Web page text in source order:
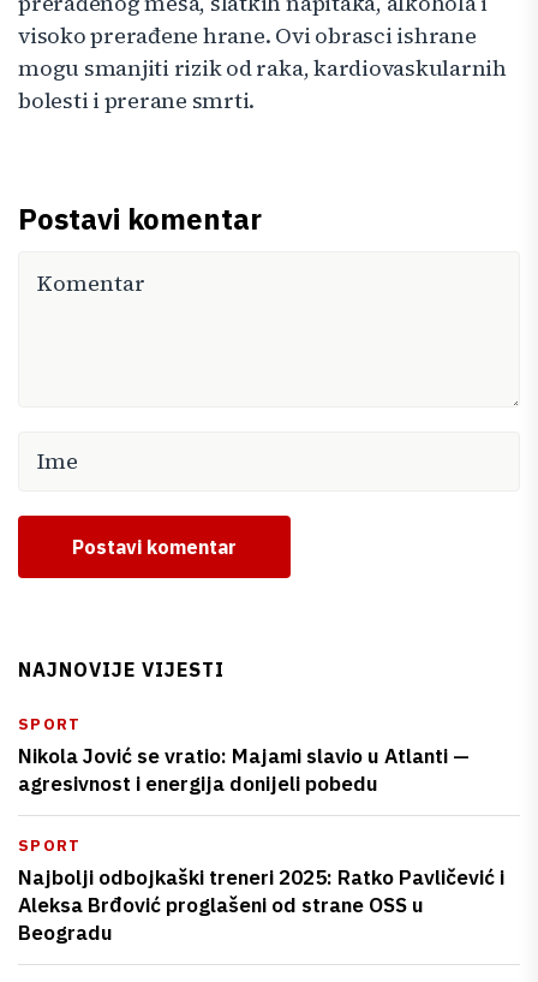
visoko prerađene hrane. Ovi obrasci ishrane
mogu smanjiti rizik od raka, kardiovaskularnih
bolesti i prerane smrti.
Postavi komentar
Postavi komentar
NAJNOVIJE VIJESTI
SPORT
Nikola Jović se vratio: Majami slavio u Atlanti —
agresivnost i energija donijeli pobedu
SPORT
Najbolji odbojkaški treneri 2025: Ratko Pavličević i
Aleksa Brđović proglašeni od strane OSS u
Beogradu